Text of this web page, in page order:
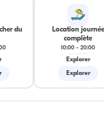
du
Location journée
complète
10:00 - 20:00
Explorer
Explorer